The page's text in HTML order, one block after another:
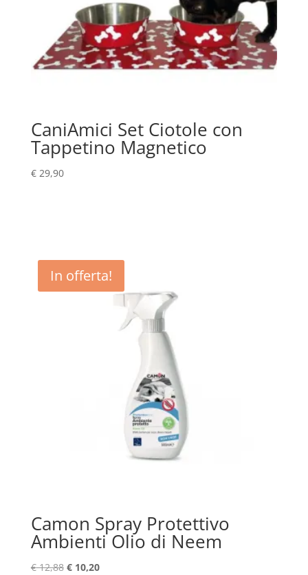
CaniAmici Set Ciotole con
Tappetino Magnetico
€29,90
In offerta!
Camon Spray Protettivo
Ambienti Olio di Neem
€12,88 Il
€10,20Il